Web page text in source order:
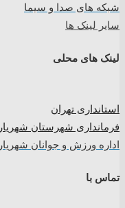
شبکه های صدا و سیما
سایر لینک ها
لینک های محلی
استانداری تهران
فرمانداری شهرستان شهریار
اداره ورزش و جوانان شهریار
تماس با